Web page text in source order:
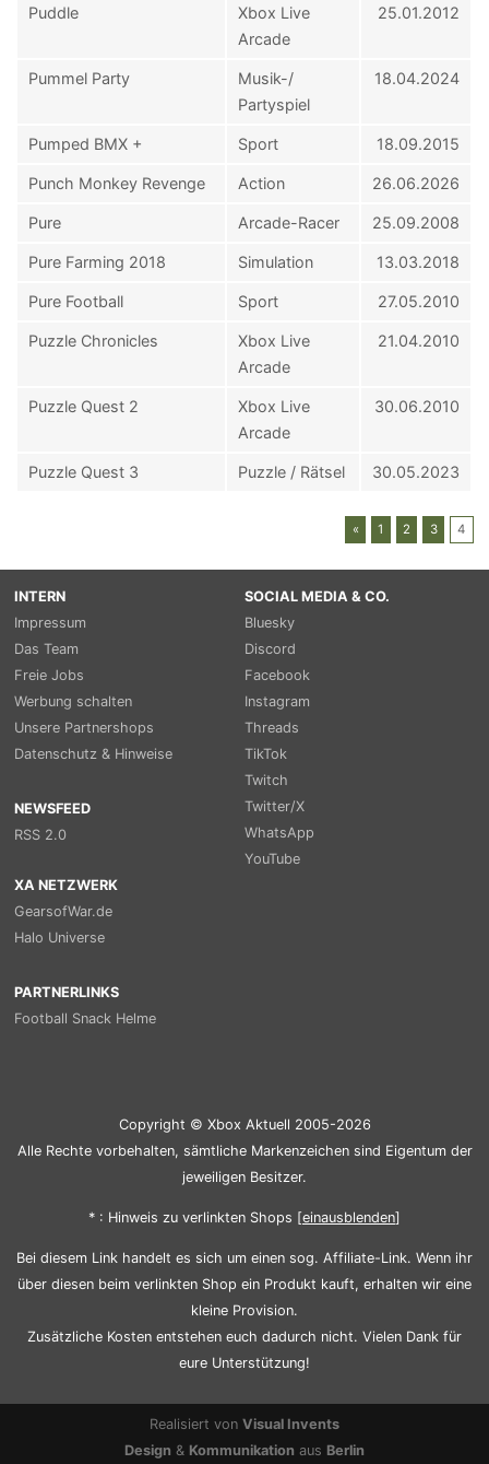
Puddle
Xbox Live
Arcade
25.01.2012
Pummel Party
Musik-/
Partyspiel
18.04.2024
Pumped BMX + Sport 18.09.2015
Punch Monkey Revenge Action 26.06.2026
Pure Arcade-Racer 25.09.2008
Pure Farming 2018 Simulation 13.03.2018
Pure Football Sport 27.05.2010
Puzzle Chronicles
Xbox Live
Arcade
21.04.2010
Puzzle Quest 2
Xbox Live
Arcade
30.06.2010
Puzzle Quest 3 Puzzle / Rätsel 30.05.2023
« 1 2 3 4
INTERN
Impressum
Das Team
Freie Jobs
Werbung schalten
Unsere Partnershops
Datenschutz & Hinweise
NEWSFEED
RSS 2.0
SOCIAL MEDIA & CO.
Bluesky
Discord
Facebook
Instagram
Threads
TikTok
Twitch
Twitter/X
WhatsApp
YouTube
XA NETZWERK
GearsofWar.de
Halo Universe
PARTNERLINKS
Football Snack Helme
Copyright © Xbox Aktuell 2005-2026
Alle Rechte vorbehalten, sämtliche Markenzeichen sind Eigentum der
jeweiligen Besitzer.
* : Hinweis zu verlinkten Shops [einausblenden]
Bei diesem Link handelt es sich um einen sog. Affiliate-Link. Wenn ihr
über diesen beim verlinkten Shop ein Produkt kauft, erhalten wir eine
kleine Provision.
Zusätzliche Kosten entstehen euch dadurch nicht. Vielen Dank für
eure Unterstützung!
Realisiert von Visual Invents
Design & Kommunikation aus Berlin